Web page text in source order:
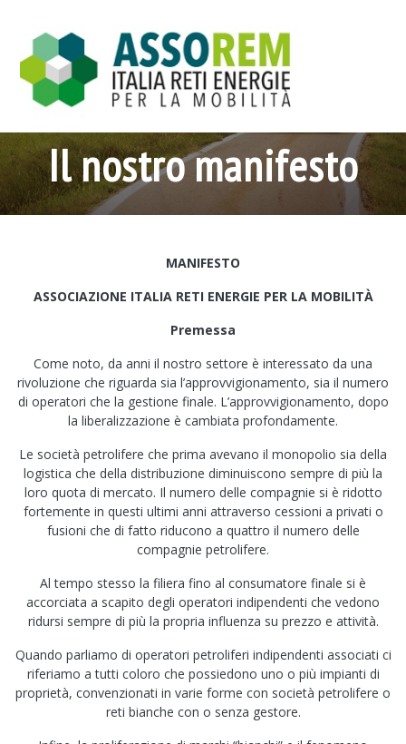
contenuto
Il nostro manifesto
MANIFESTO
ASSOCIAZIONE ITALIA RETI ENERGIE PER LA MOBILITÀ
Premessa
Come noto, da anni il nostro settore è interessato da una
rivoluzione che riguarda sia l’approvvigionamento, sia il numero
di operatori che la gestione finale. L’approvvigionamento, dopo
la liberalizzazione è cambiata profondamente.
Le società petrolifere che prima avevano il monopolio sia della
logistica che della distribuzione diminuiscono sempre di più la
loro quota di mercato. Il numero delle compagnie si è ridotto
fortemente in questi ultimi anni attraverso cessioni a privati o
fusioni che di fatto riducono a quattro il numero delle
compagnie petrolifere.
Al tempo stesso la filiera fino al consumatore finale si è
accorciata a scapito degli operatori indipendenti che vedono
ridursi sempre di più la propria influenza su prezzo e attività.
Quando parliamo di operatori petroliferi indipendenti associati ci
riferiamo a tutti coloro che possiedono uno o più impianti di
proprietà, convenzionati in varie forme con società petrolifere o
reti bianche con o senza gestore.